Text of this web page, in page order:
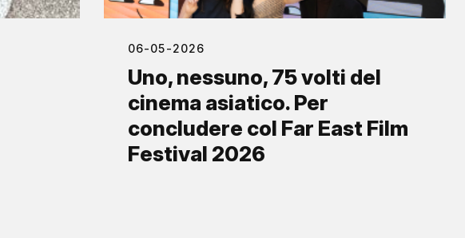
06-05-2026
Uno, nessuno, 75 volti del
cinema asiatico. Per
concludere col Far East Film
Festival 2026